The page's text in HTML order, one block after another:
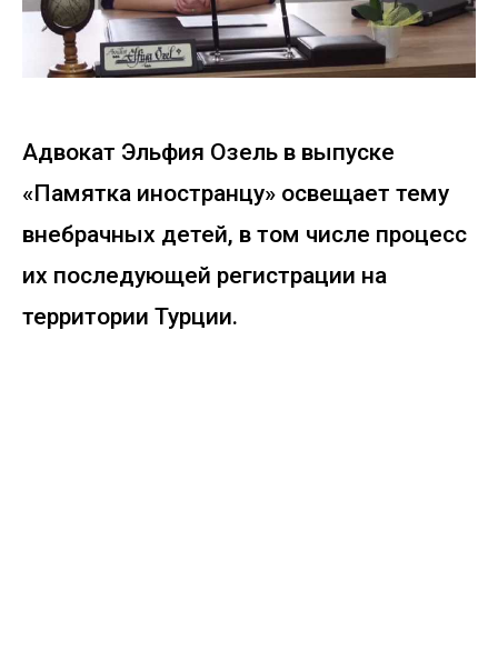
Адвокат Эльфия Озель в выпуске
«Памятка иностранцу» освещает тему
внебрачных детей, в том числе процесс
их последующей регистрации на
территории Турции.